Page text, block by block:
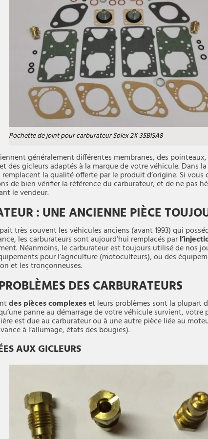
Pochette de joint pour carburateur Solex 2X 35BISA8
généralement différentes membranes, des
des gicleurs adaptés à la marque de votre véhicule. Dans
la qualité offerte par le produit d’origine. Si vous
de bien vérifier la référence du carburateur, et de ne pas
le vendeur.
: UNE ANCIENNE PIÈCE
très souvent les véhicules anciens (avant 1993) qui
les carburateurs sont aujourd’hui remplacés par
Néanmoins, le carburateur est toujours utilisé de nos
pour l’agriculture (motoculteurs), ou des
et les tronçonneuses.
DES CARBURATEURS
des pièces complexeset leurs problèmes sont la plupart
panne au démarrage de votre véhicule survient, votre
est due au carburateur ou à une autre pièce liée au
à l’allumage, états des bougies).
AUX GICLEURS